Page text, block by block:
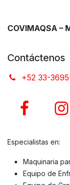
COVIMAQSA –
Contáctenos
+52 33-
Especialistas en:
Maquinaria
Equipo de